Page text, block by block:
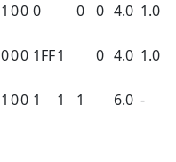
1 00 0 0 0 4.0 1.0
000 1FF1 0 4.0 1.0
1 00 1 1 1 6.0 -